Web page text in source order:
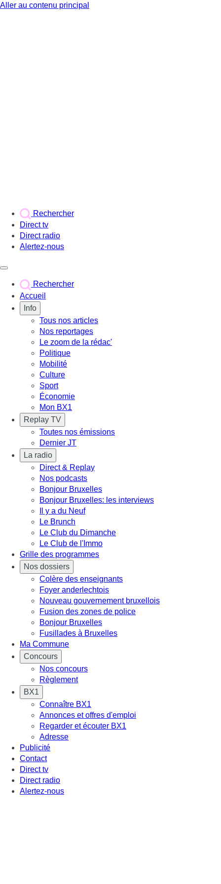
Aller au contenu principal
Rechercher
Direct tv
Direct radio
Alertez-nous
Rechercher
Accueil
Info
Tous nos articles
Nos reportages
Le zoom de la rédac'
Politique
Mobilité
Culture
Sport
Économie
Mon BX1
Replay TV
Toutes nos émissions
Dernier JT
La radio
Direct & Replay
Nos podcasts
Bonjour Bruxelles
Bonjour Bruxelles: les interviews
Il y a du Neuf
Le Brunch
Le Club du Dimanche
Le Club de l'Immo
Grille des programmes
Nos dossiers
Colère des enseignants
Foyer anderlechtois
Nouveau gouvernement bruxellois
Fusion des zones de police
Bonjour Bruxelles
Fusillades à Bruxelles
Ma Commune
Concours
Nos concours
Règlement
BX1
Connaître BX1
Annonces et offres d'emploi
Regarder et écouter BX1
Adresse
Publicité
Contact
Direct tv
Direct radio
Alertez-nous